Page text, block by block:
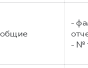
общие
-
- №